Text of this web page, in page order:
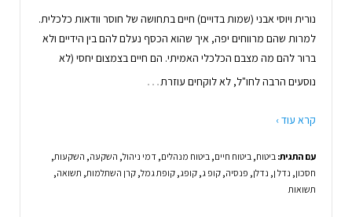
נורית ויוסי אבני (שמות בדויים) חיים בתחושה של חוסר וודאות כלכלית.
למרות שהם מרווחים יפה, איך שהוא הכסף נעלם להם בין הידיים ולא
ברור להם מה מצבם הכלכלי האמיתי. הם חיים בצמצום יחסי (לא
נוסעים הרבה לחו"ל, לא לוקחים עוזרת…
קרא עוד ›
עם התגית: ביטוח, ביטוח חיים, ביטוח מנהלים, דמי ניהול, השקעה, השקעות,
חסכון, נדל ן, נדלן, פנסיה, קופ ג, קופג, קופת גמל, קרן השתלמות, תשואה,
תשואות